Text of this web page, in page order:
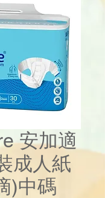
安加適
成人紙
)中碼